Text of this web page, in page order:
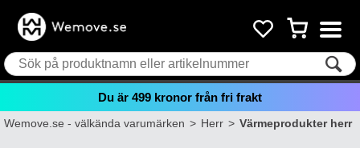
Du är 499 kronor från fri frakt
Wemove.se - välkända varumärken>Herr>Värmeprodukter herr